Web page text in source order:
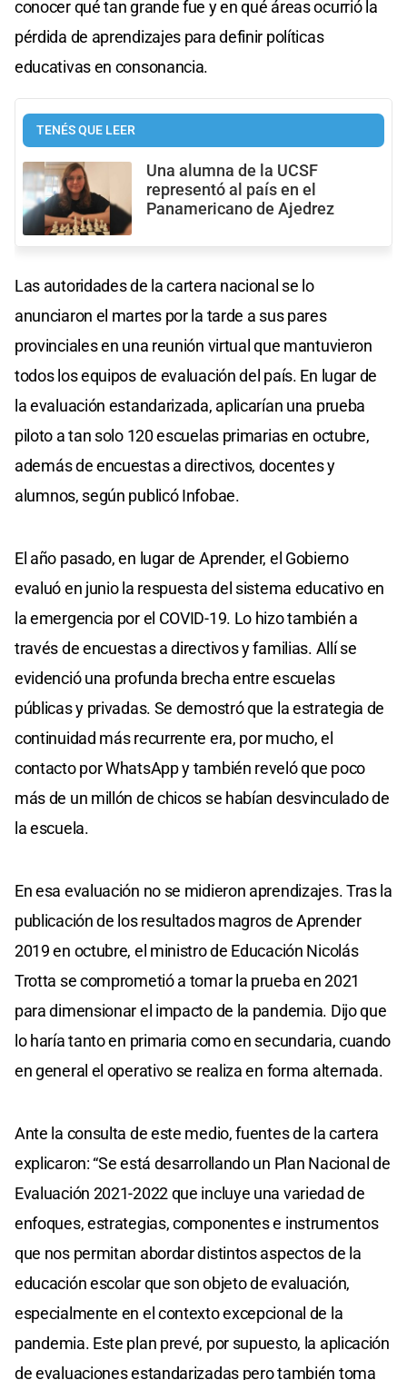
conocer qué tan grande fue y en qué áreas ocurrió la
pérdida de aprendizajes para definir políticas
educativas en consonancia.
TENÉS QUE LEER
Una alumna de la UCSF
representó al país en el
Panamericano de Ajedrez
Las autoridades de la cartera nacional se lo
anunciaron el martes por la tarde a sus pares
provinciales en una reunión virtual que mantuvieron
todos los equipos de evaluación del país. En lugar de
la evaluación estandarizada, aplicarían una prueba
piloto a tan solo 120 escuelas primarias en octubre,
además de encuestas a directivos, docentes y
alumnos, según publicó Infobae.
El año pasado, en lugar de Aprender, el Gobierno
evaluó en junio la respuesta del sistema educativo en
la emergencia por el COVID-19. Lo hizo también a
través de encuestas a directivos y familias. Allí se
evidenció una profunda brecha entre escuelas
públicas y privadas. Se demostró que la estrategia de
continuidad más recurrente era, por mucho, el
contacto por WhatsApp y también reveló que poco
más de un millón de chicos se habían desvinculado de
la escuela.
En esa evaluación no se midieron aprendizajes. Tras la
publicación de los resultados magros de Aprender
2019 en octubre, el ministro de Educación Nicolás
Trotta se comprometió a tomar la prueba en 2021
para dimensionar el impacto de la pandemia. Dijo que
lo haría tanto en primaria como en secundaria, cuando
en general el operativo se realiza en forma alternada.
Ante la consulta de este medio, fuentes de la cartera
explicaron: “Se está desarrollando un Plan Nacional de
Evaluación 2021-2022 que incluye una variedad de
enfoques, estrategias, componentes e instrumentos
que nos permitan abordar distintos aspectos de la
educación escolar que son objeto de evaluación,
especialmente en el contexto excepcional de la
pandemia. Este plan prevé, por supuesto, la aplicación
de evaluaciones estandarizadas pero también toma